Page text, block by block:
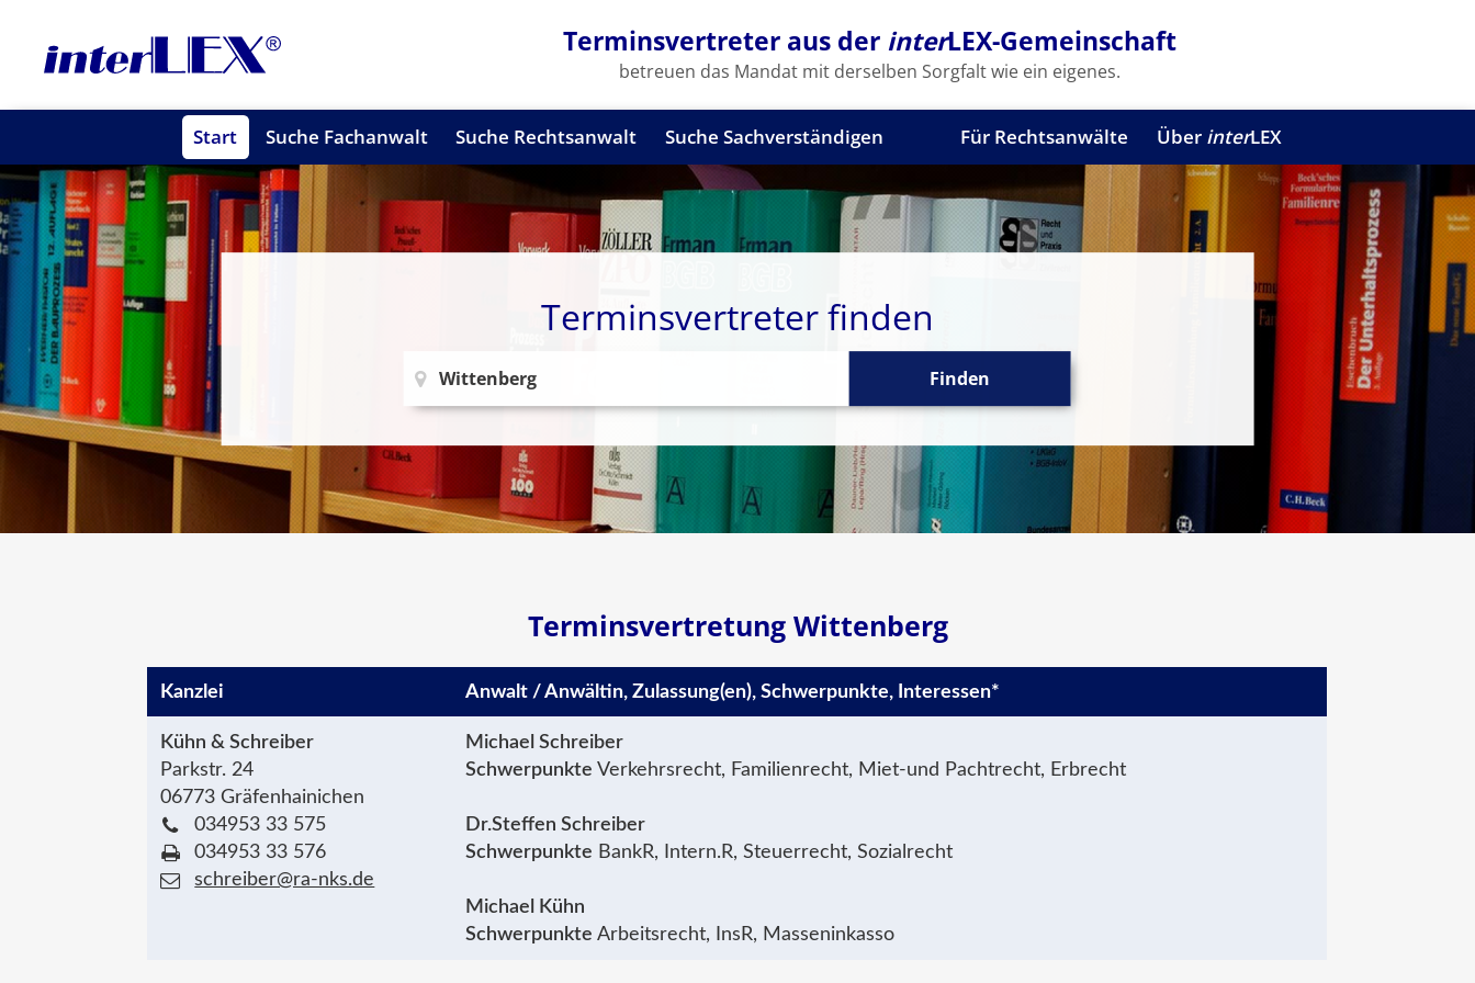
Terminsvertreter aus der interLEX-Gemeinschaft
betreuen das Mandat mit derselben Sorgfalt wie ein eigenes.
Start Suche Fachanwalt Suche Rechtsanwalt Suche Sachverständigen Für Rechtsanwälte Über interLEX
Terminsvertreter finden
Finden
Terminsvertretung Wittenberg
Kanzlei Anwalt / Anwältin, Zulassung(en), Schwerpunkte, Interessen*
Kühn & Schreiber
Parkstr. 24
06773 Gräfenhainichen
034953 33 575
034953 33 576
schreiber@ra-nks.de
Michael Schreiber
Schwerpunkte Verkehrsrecht, Familienrecht, Miet-und Pachtrecht, Erbrecht
Dr.Steffen Schreiber
Schwerpunkte BankR, Intern.R, Steuerrecht, Sozialrecht
Michael Kühn
Schwerpunkte Arbeitsrecht, InsR, Masseninkasso